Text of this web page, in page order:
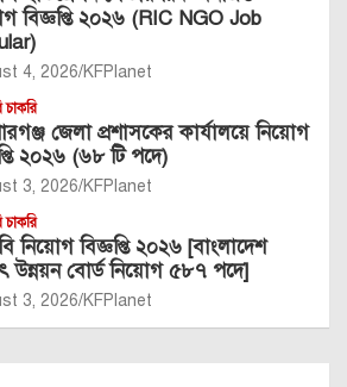
বিজ্ঞপ্তি ২০২৬ (RIC NGO Job
4, 2026 KFPlanet
চাকরি
জেলা প্রশাসকের কার্যালয়ে নিয়োগ
২০২৬ (৬৮ টি পদে)
3, 2026 KFPlanet
চাকরি
নিয়োগ বিজ্ঞপ্তি ২০২৬ [বাংলাদেশ
উন্নয়ন বোর্ড নিয়োগ ৫৮৭ পদে]
3, 2026 KFPlanet